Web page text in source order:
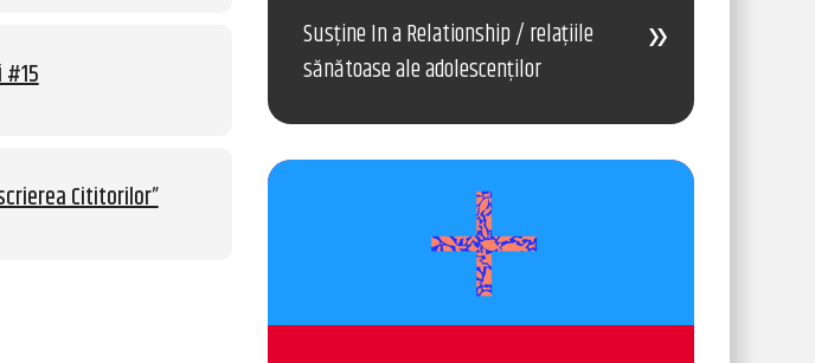
Cititorilor”
Susține In a Relationship / relațiile
sănătoase ale adolescenților